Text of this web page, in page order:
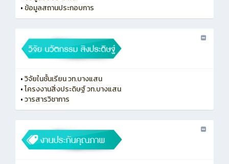
• ข้อมูลสถานประกอบการ
•วิจัยในชั้นเรียน วท.บางแสน
•โครงงานสิ่งประดิษฐ์ วท.บางแสน
•วารสารวิชาการ